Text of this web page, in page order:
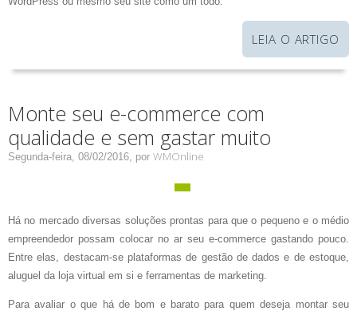
LEIA O ARTIGO
Monte seu e-commerce com
qualidade e sem gastar muito
Segunda-feira, 08/02/2016, por WMOnline
Há no mercado diversas soluções prontas para que o pequeno e o médio
empreendedor possam colocar no ar seu e-commerce gastando pouco.
Entre elas, destacam-se plataformas de gestão de dados e de estoque,
aluguel da loja virtual em si e ferramentas de marketing.
Para avaliar o que há de bom e barato para quem deseja montar seu